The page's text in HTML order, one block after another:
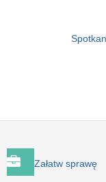
Załatw sprawę